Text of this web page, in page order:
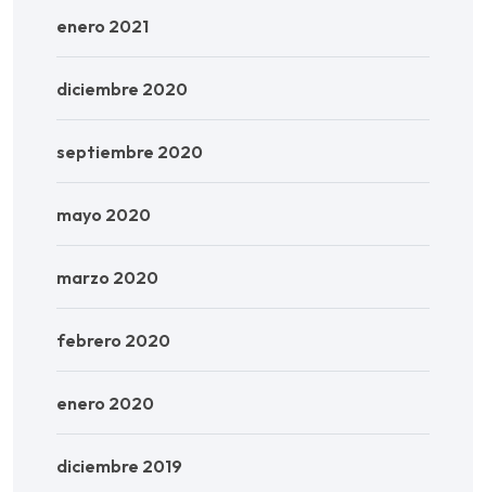
enero 2021
diciembre 2020
septiembre 2020
mayo 2020
marzo 2020
febrero 2020
enero 2020
diciembre 2019